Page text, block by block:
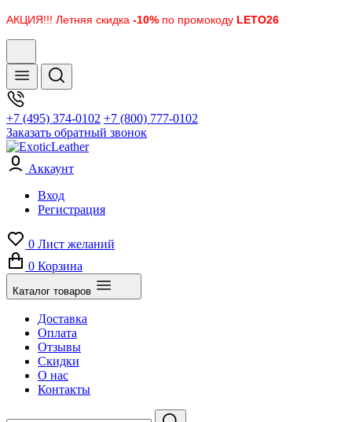
АКЦИЯ!!! Летняя скидка -10% по промокоду LETO26
+7 (495) 374-0102 +7 (800) 777-0102
Заказать обратный звонок
Аккаунт
Вход
Регистрация
0 Лист желаний
0 Корзина
Каталог товаров
Доставка
Оплата
Отзывы
Скидки
О нас
Контакты